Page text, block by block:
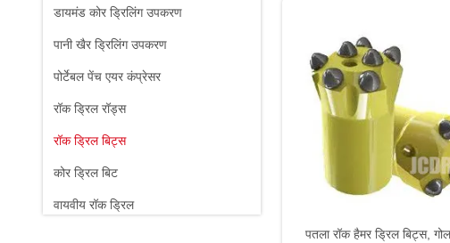
डायमंड कोर ड्रिलिंग उपकरण
पानी खैर ड्रिलिंग उपकरण
पोर्टेबल पेंच एयर कंप्रेसर
रॉक ड्रिल रॉड्स
रॉक ड्रिल बिट्स
कोर ड्रिल बिट
वायवीय रॉक ड्रिल
पतला रॉक हैमर ड्रिल बिट्स,